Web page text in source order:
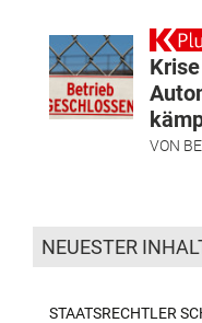
VON
NEUESTER
STAATSRECHTLER